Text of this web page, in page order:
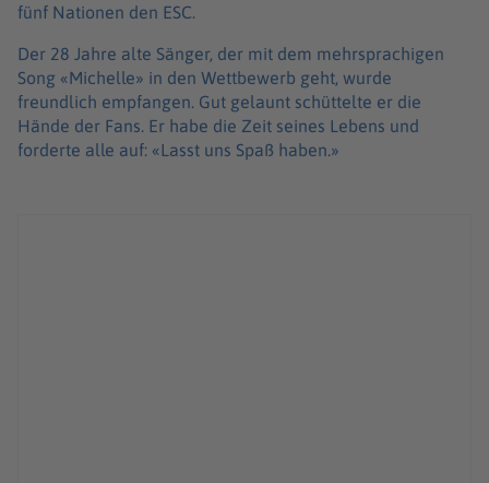
fünf Nationen den ESC.
Der 28 Jahre alte Sänger, der mit dem mehrsprachigen
Song «Michelle» in den Wettbewerb geht, wurde
freundlich empfangen. Gut gelaunt schüttelte er die
Hände der Fans. Er habe die Zeit seines Lebens und
forderte alle auf: «Lasst uns Spaß haben.»